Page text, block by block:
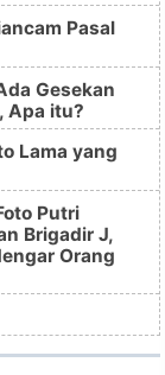
Pasal
Gesekan
Apa itu?
Lama yang
Putri
Brigadir J,
Orang